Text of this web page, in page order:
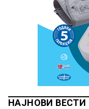
НАЈНОВИ ВЕСТИ